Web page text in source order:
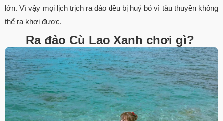
lớn. Vì vậy mọi lịch trịch ra đảo đều bị huỷ bỏ vì tàu thuyền không
thể ra khơi được.
Ra đảo Cù Lao Xanh chơi gì?